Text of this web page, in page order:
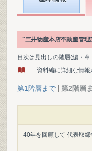
"三井物産本店不動産管
目次は見出しの階層(編・
… 資料編に詳細な情報
第1階層まで 第2階層
40年を回顧して 代表取